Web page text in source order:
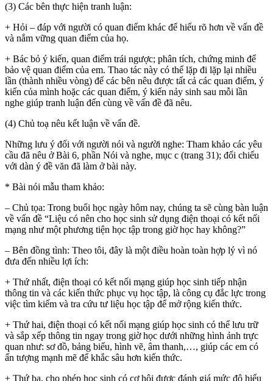
(3) Các bên thực hiện tranh luận:
+ Hỏi – đáp với người có quan điểm khác để hiểu rõ hơn về vấn đề
và nắm vững quan điểm của họ.
+ Bác bỏ ý kiến, quan điểm trái ngược; phân tích, chứng minh để
bảo vệ quan điểm của em. Thao tác này có thể lặp đi lặp lại nhiều
lần (thành nhiều vòng) để các bên nêu được tất cả các quan điểm, ý
kiến của mình hoặc các quan điểm, ý kiến nảy sinh sau mỗi lần
nghe giúp tranh luận đến cùng về vấn đề đã nêu.
(4) Chủ toạ nêu kết luận về vấn đề.
Những lưu ý đối với người nói và người nghe: Tham khảo các yêu
cầu đã nêu ở Bài 6, phần Nói và nghe, mục c (trang 31); đối chiếu
với dàn ý đề văn đã làm ở bài này.
* Bài nói mẫu tham khảo:
– Chủ tọa: Trong buổi học ngày hôm nay, chúng ta sẽ cùng bàn luận
về vấn đề “Liệu có nên cho học sinh sử dụng điện thoại có kết nối
mạng như một phương tiện học tập trong giờ học hay không?”
– Bên đồng tình: Theo tôi, đây là một điều hoàn toàn hợp lý vì nó
đưa đến nhiều lợi ích:
+ Thứ nhất, điện thoại có kết nối mạng giúp học sinh tiếp nhận
thông tin và các kiến thức phục vụ học tập, là công cụ đắc lực trong
việc tìm kiếm và tra cứu tư liệu học tập để mở rộng kiến thức.
+ Thứ hai, điện thoại có kết nối mạng giúp học sinh có thể lưu trữ
và sắp xếp thông tin ngay trong giờ học dưới những hình ảnh trực
quan như: sơ đồ, bảng biểu, hình vẽ, âm thanh,…, giúp các em có
ấn tượng mạnh mẽ để khắc sâu hơn kiến thức.
+ Thứ ba, cho phép học sinh có cơ hội được đánh giá mức độ hiểu